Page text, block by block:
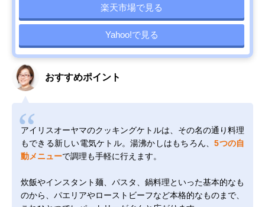
楽天市場で見る
Yahoo!で見る
おすすめポイント
アイリスオーヤマのクッキングケトルは、その名の通り料理
もできる新しい電気ケトル。湯沸かしはもちろん、5つの自
動メニューで調理も手軽に行えます。
炊飯やインスタント麺、パスタ、鍋料理といった基本的なも
のから、パエリアやローストビーフなど本格的なものまで、